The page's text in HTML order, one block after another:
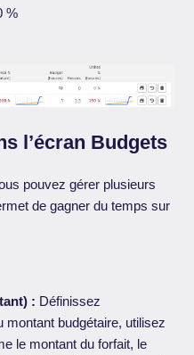
%
l’écran Budgets
pouvez gérer plusieurs
de gagner du temps sur
: Définissez
montant budgétaire, utilisez
le montant du forfait, le